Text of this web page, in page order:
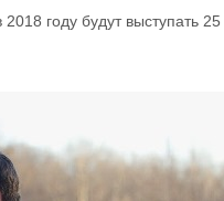
году будут выступать